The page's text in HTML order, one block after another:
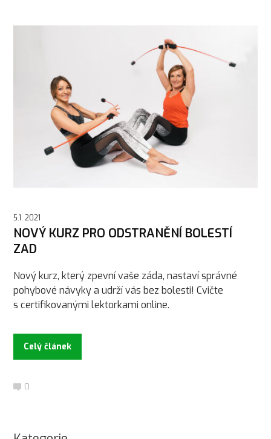
5.1. 2021
NOVÝ KURZ PRO ODSTRANĚNÍ BOLESTÍ
ZAD
Nový kurz, který zpevní vaše záda, nastaví správné
pohybové návyky a udrží vás bez bolesti! Cvičte
s certifikovanými lektorkami online.
Celý článek
0